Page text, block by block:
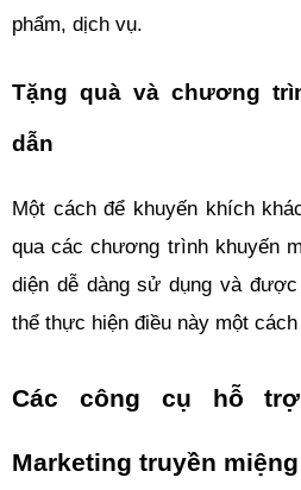
phẩm, dịch vụ.
Tặng quà và chương
dẫn
Một cách để khuyến khích
qua các chương trình khuyến
diện dễ dàng sử dụng và
thể thực hiện điều này một cách
Các công cụ hỗ
Marketing truyền